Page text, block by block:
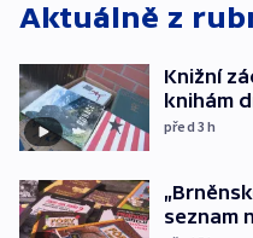
Aktuálně z
Knižní
knihám
před 3h
seznam